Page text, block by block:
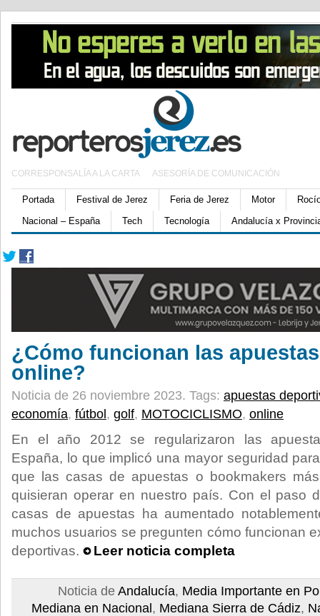
CORRESPONSALÍA A LA CARTA ASESORÍA DE COMUNICACIÓN
Portada Festival de Jerez Feria de Jerez Motor
Nacional – España
Tech Tecnología Andalucía x
¿Cómo funcionan las
online?
Noticia de 26 noviembre 2023. Tags: apuestas
economía, fútbol , golf, MOTOCICLISMO, online
En el año 2012 se regularizaron las
España, lo que implicó una mayor seguridad
que las casas de apuestas o bookmakers
quisieran operar en nuestro país. Con el paso
casas de apuestas ha aumentado
muchos usuarios se pregunten cómo funcionan
deportivas.
Leer noticia completa
Noticia de Andalucía, Media Importante en
Mediana en Nacional , Mediana Sierra de Cádiz,